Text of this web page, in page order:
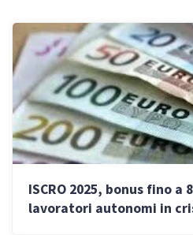
ISCRO 2025, bonus fino a
lavoratori autonomi in